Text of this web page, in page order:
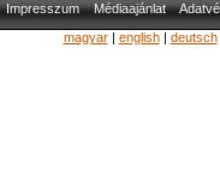
Impresszum Médiaajánlat
magyar| english| deutsch